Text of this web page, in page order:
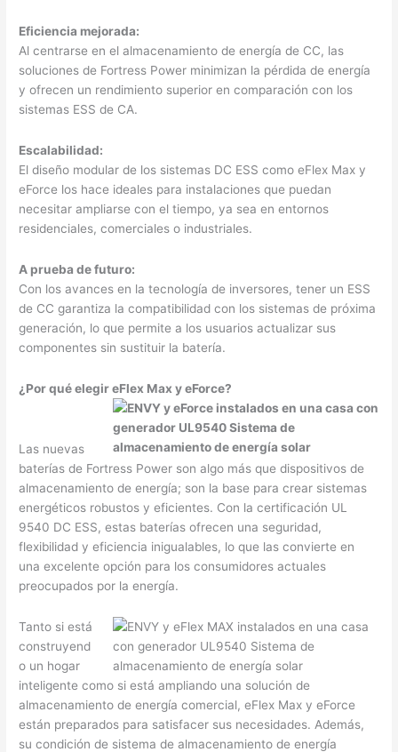
Eficiencia mejorada:
Al centrarse en el almacenamiento de energía de CC, las
soluciones de Fortress Power minimizan la pérdida de energía
y ofrecen un rendimiento superior en comparación con los
sistemas ESS de CA.
Escalabilidad:
El diseño modular de los sistemas DC ESS como eFlex Max y
eForce los hace ideales para instalaciones que puedan
necesitar ampliarse con el tiempo, ya sea en entornos
residenciales, comerciales o industriales.
A prueba de futuro:
Con los avances en la tecnología de inversores, tener un ESS
de CC garantiza la compatibilidad con los sistemas de próxima
generación, lo que permite a los usuarios actualizar sus
componentes sin sustituir la batería.
¿Por qué elegir eFlex Max y eForce?
Las nuevas
baterías de Fortress Power son algo más que dispositivos de
almacenamiento de energía; son la base para crear sistemas
energéticos robustos y eficientes. Con la certificación UL
9540 DC ESS, estas baterías ofrecen una seguridad,
flexibilidad y eficiencia inigualables, lo que las convierte en
una excelente opción para los consumidores actuales
preocupados por la energía.
Tanto si está
construyend
o un hogar
inteligente como si está ampliando una solución de
almacenamiento de energía comercial, eFlex Max y eForce
están preparados para satisfacer sus necesidades. Además,
su condición de sistema de almacenamiento de energía